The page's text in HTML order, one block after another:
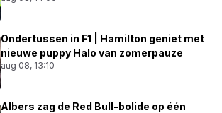
Ondertussen in F1 | Hamilton geniet met
nieuwe puppy Halo van zomerpauze
aug 08, 13:10
Albers zag de Red Bull-bolide op één